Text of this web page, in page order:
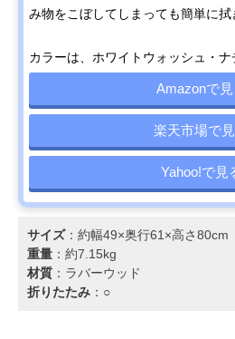
み物をこぼしてしまっても簡単に拭
カラーは、ホワイトウォッシュ・ナ
Amazonで見
楽天市場で
Yahoo!で見
サイズ：約幅49×奥行61×高さ80cm
重量 ：約7.15kg
材質 ：ラバーウッド
折りたたみ ：○